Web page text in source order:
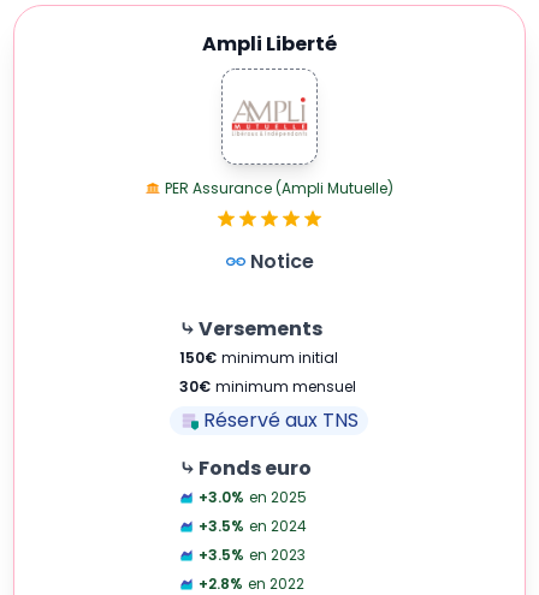
Ampli Liberté
PER Assurance (Ampli Mutuelle)
Notice
⤷ Versements
150€ minimum initial
30€ minimum mensuel
Réservé aux TNS
⤷ Fonds euro
+3.0% en 2025
+3.5% en 2024
+3.5% en 2023
+2.8% en 2022